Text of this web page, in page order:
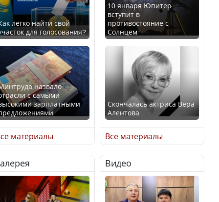
легко найти свой
для голосования?
назвало
с самыми
зарплатными
Искусственный интеллект
включили в
школьную программу
Казахстана
материалы
10 января Юпитер
вступит в
противостояние с
Солнцем
Скончалась актриса Вера
Алентова
В РФ вынесен заочный
приговор по уголовному
делу об убийстве Игоря
Талькова
Все материалы
Видео